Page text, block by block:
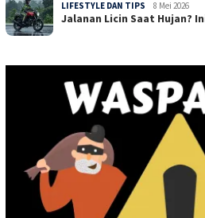
LIFESTYLE DAN TIPS 8 Mei 2026
Jalanan Licin Saat Hujan?